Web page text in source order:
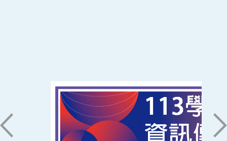
71005 台南市永康區南台街一號
06-2533131 ext. 7101
ic@stust.edu.tw